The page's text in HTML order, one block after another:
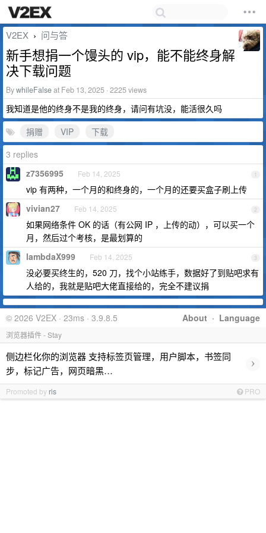
V2EX › 问与答
新手想捐一个馒头的 vip，能不能终身解
决下载问题
BywhileFalseat Feb 13, 2025 · 2225 views
我知道是他的终身不是我的终身，请问有坑没，能活很久吗
捐赠
VIP
下载
3 replies
1
z7356995 Feb 14, 2025
vip 有两种，一个月的和终身的，一个月的还要买盒子刷上传
2
vivian27 Feb 14, 2025
如果网络条件 OK 的话（有公网 IP ，上传的动），可以买一个
月，然后过个考核，是最划算的
3
lambdaX999 Feb 14, 2025
没必要买终生的，520 刀，找个小站练手，数据好了到贴吧求有
人给的，我就是贴吧大佬直接给的，完全不建议捐
About · Language
© 2026 V2EX · 23ms · 3.9.8.5
浏览器插件 - Stay
侧边栏化你的浏览器 支持标签页管理，用户脚本，书签同
步，标记广告，网页暗黑…
›
Promoted by ris PRO